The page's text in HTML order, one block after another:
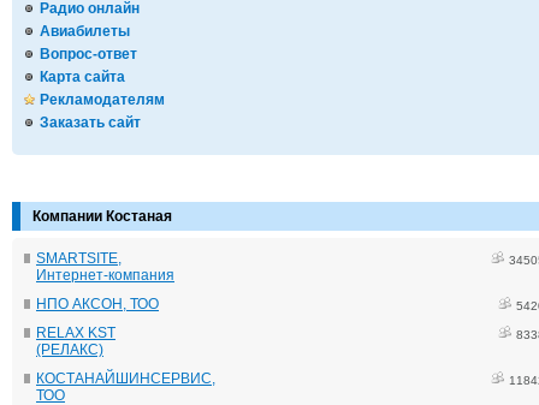
Радио онлайн
Авиабилеты
Вопрос-ответ
Карта сайта
Рекламодателям
Заказать сайт
Компании Костаная
SMARTSITE,
Интернет-компания
НПО АКСОН, ТОО
RELAX KST
(РЕЛАКС)
КОСТАНАЙШИНСЕРВИС,
ТОО